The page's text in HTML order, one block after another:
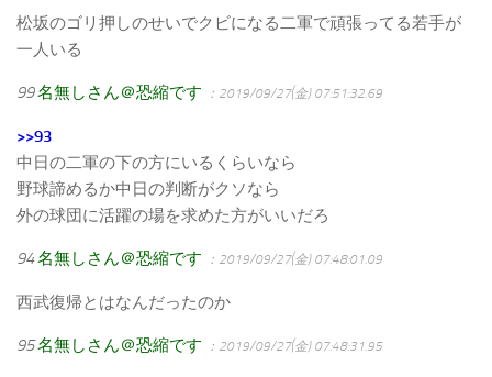
松坂のゴリ押しのせいでクビになる二軍で頑張ってる若手が
一人いる
99名無しさん＠恐縮です ：2019/09/27(金) 07:51:32.69
>>93
中日の二軍の下の方にいるくらいなら
野球諦めるか中日の判断がクソなら
外の球団に活躍の場を求めた方がいいだろ
94名無しさん＠恐縮です ：2019/09/27(金) 07:48:01.09
西武復帰とはなんだったのか
95名無しさん＠恐縮です ：2019/09/27(金) 07:48:31.95